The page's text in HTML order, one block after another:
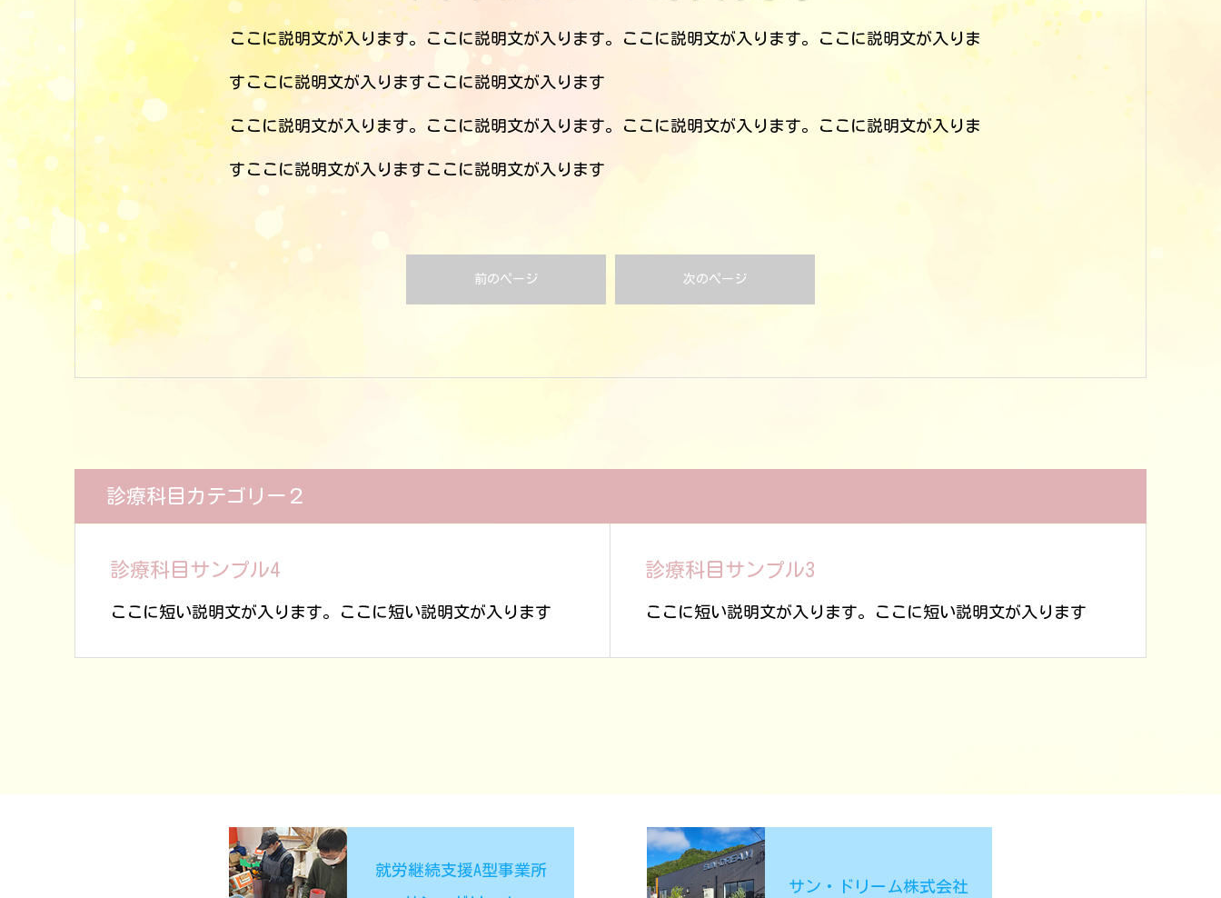
ここに説明文が入ります。ここに説明文が入ります。ここに説明文が入ります。ここに説明文が入りま
すここに説明文が入りますここに説明文が入ります
ここに説明文が入ります。ここに説明文が入ります。ここに説明文が入ります。ここに説明文が入りま
すここに説明文が入りますここに説明文が入ります
前のページ 次のページ
診療科目カテゴリー２
診療科目サンプル4
ここに短い説明文が入ります。ここに短い説明文が入ります
診療科目サンプル3
ここに短い説明文が入ります。ここに短い説明文が入ります